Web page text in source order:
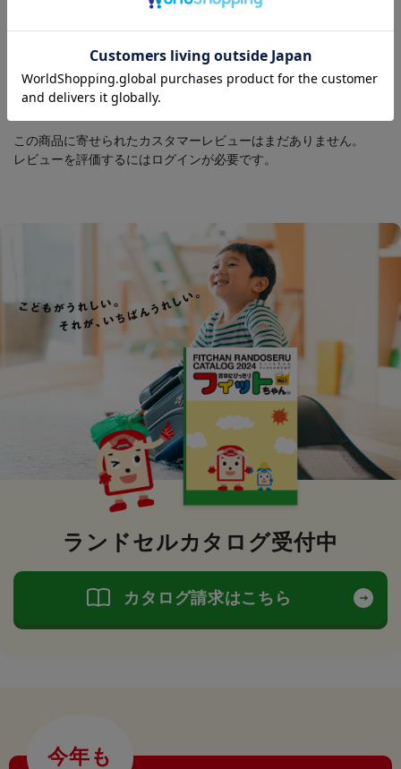
ユーザーレビュー
この商品に寄せられたカスタマーレビューはまだありません。
レビューを評価するにはログインが必要です。
ランドセルカタログ受付中
カタログ請求はこちら
今年も